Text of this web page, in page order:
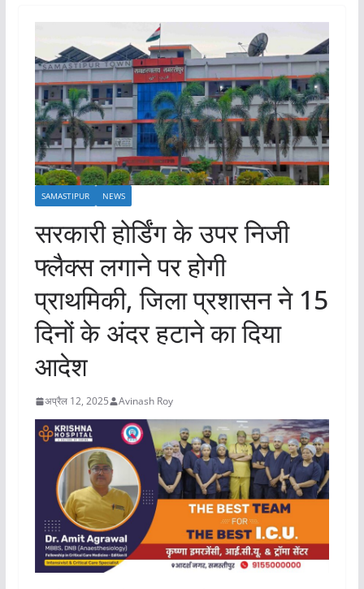
SAMASTIPUR NEWS
सरकारी होर्डिंग के उपर निजी
फ्लैक्स लगाने पर होगी
प्राथमिकी, जिला प्रशासन ने 15
दिनों के अंदर हटाने का दिया
आदेश
अप्रैल 12, 2025 Avinash Roy